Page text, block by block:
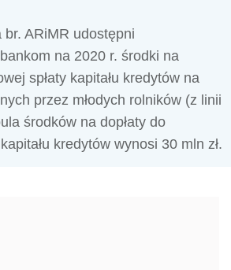
ARiMR udostępni
na 2020 r. środki na
spłaty kapitału kredytów na
przez młodych rolników (z linii
środków na dopłaty do
kredytów wynosi 30 mln zł.